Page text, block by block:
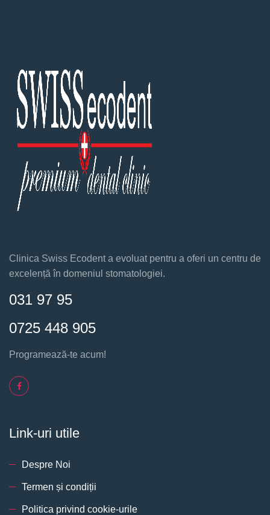
Clinica Swiss Ecodent a evoluat pentru a oferi un centru de
excelență în domeniul stomatologiei.
031 97 95
0725 448 905
Programează-te acum!
Link-uri utile
Despre Noi
Termen și condiții
Politica privind cookie-urile